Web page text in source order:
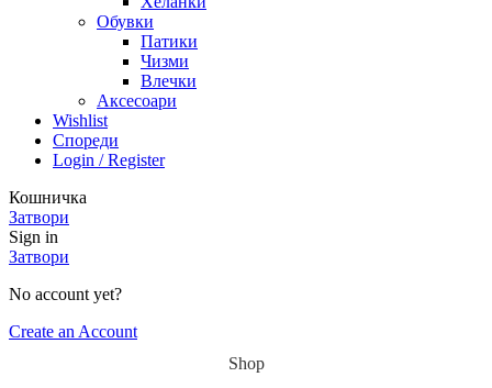
Обувки
Патики
Чизми
Влечки
Аксесоари
Wishlist
Спореди
Login / Register
Кошничка
Затвори
Sign in
Затвори
No account yet?
Create an Account
Shop